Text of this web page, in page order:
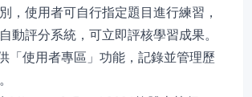
，使用者可自行指定題目進行練習，
動評分系統，可立即評核學習成果。
「使用者專區」功能，記錄並管理歷